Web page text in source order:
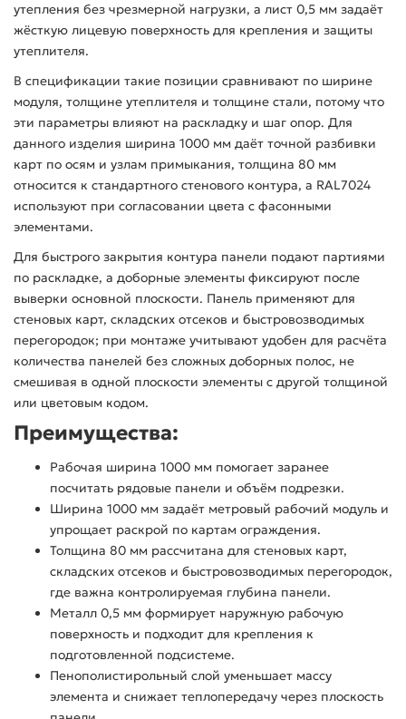
утепления без чрезмерной нагрузки, а лист 0,5 мм задаёт
жёсткую лицевую поверхность для крепления и защиты
утеплителя.
В спецификации такие позиции сравнивают по ширине
модуля, толщине утеплителя и толщине стали, потому что
эти параметры влияют на раскладку и шаг опор. Для
данного изделия ширина 1000 мм даёт точной разбивки
карт по осям и узлам примыкания, толщина 80 мм
относится к стандартного стенового контура, а RAL7024
используют при согласовании цвета с фасонными
элементами.
Для быстрого закрытия контура панели подают партиями
по раскладке, а доборные элементы фиксируют после
выверки основной плоскости. Панель применяют для
стеновых карт, складских отсеков и быстровозводимых
перегородок; при монтаже учитывают удобен для расчёта
количества панелей без сложных доборных полос, не
смешивая в одной плоскости элементы с другой толщиной
или цветовым кодом.
Преимущества:
Рабочая ширина 1000 мм помогает заранее
посчитать рядовые панели и объём подрезки.
Ширина 1000 мм задаёт метровый рабочий модуль и
упрощает раскрой по картам ограждения.
Толщина 80 мм рассчитана для стеновых карт,
складских отсеков и быстровозводимых перегородок,
где важна контролируемая глубина панели.
Металл 0,5 мм формирует наружную рабочую
поверхность и подходит для крепления к
подготовленной подсистеме.
Пенополистирольный слой уменьшает массу
элемента и снижает теплопередачу через плоскость